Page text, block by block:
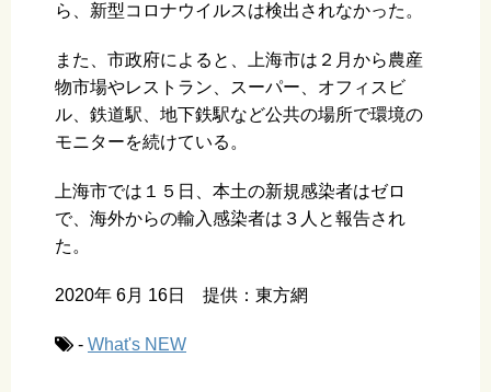
ら、新型コロナウイルスは検出されなかった。
また、市政府によると、上海市は２月から農産
物市場やレストラン、スーパー、オフィスビ
ル、鉄道駅、地下鉄駅など公共の場所で環境の
モニターを続けている。
上海市では１５日、本土の新規感染者はゼロ
で、海外からの輸入感染者は３人と報告され
た。
2020年 6月 16日 提供：東方網
- What's NEW